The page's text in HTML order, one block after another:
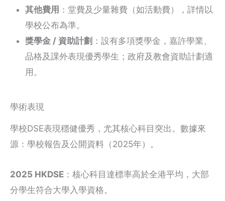
其他費用 ：堂費及少量雜費（如活動費），詳情以
學校公布為準。
獎學金 / 資助計劃 ：設有多項獎學金，嘉許學業、
品格及課外表現優秀學生；政府及教會資助計劃適
用。
學術表現
學校DSE表現穩健優秀，尤其核心科目突出。數據來
源：學校報告及公開資料（2025年）。
2025 HKDSE ：核心科目達標率高於全港平均，大部
分學生符合大學入學資格。